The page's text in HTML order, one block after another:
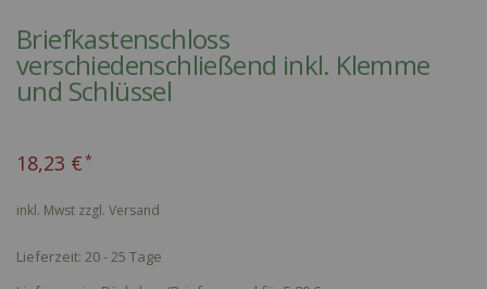
the
beginning
of
gallery
Briefkastenschloss
verschiedenschließend inkl. Klemme
und Schlüssel
18,23 €
inkl. Mwst zzgl. Versand
Lieferzeit: 20 - 25 Tage